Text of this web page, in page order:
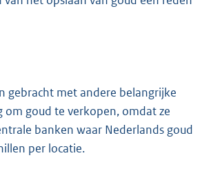
gebracht met andere belangrijke
om goud te verkopen, omdat ze
banken waar Nederlands goud
per locatie.